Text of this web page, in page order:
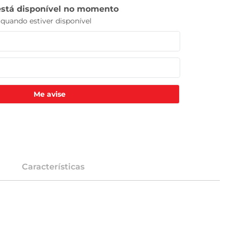
Me avise
Características